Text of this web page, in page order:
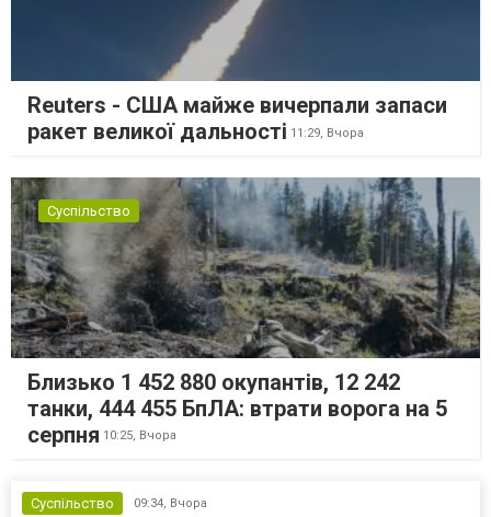
Reuters - США майже вичерпали запаси
ракет великої дальності 11:29, Вчора
Суспільство
Близько 1 452 880 окупантів, 12 242
танки, 444 455 БпЛА: втрати ворога на 5
серпня 10:25, Вчора
Суспільство 09:34, Вчора